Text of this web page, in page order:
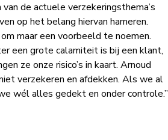
de actuele verzekeringsthema’s
op het belang hiervan hameren.
maar een voorbeeld te noemen.
een grote calamiteit is bij een klant,
ze onze risico’s in kaart. Arnoud
verzekeren en afdekken. Als we al
wél alles gedekt en onder controle.”